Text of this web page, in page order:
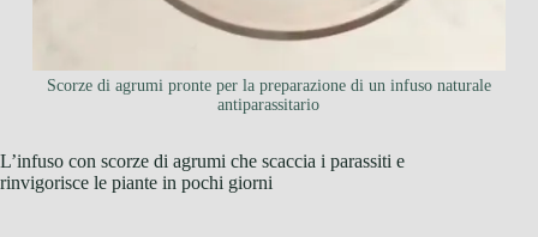
Scorze di agrumi pronte per la preparazione di un infuso naturale
antiparassitario
L’infuso con scorze di agrumi che scaccia i parassiti e
rinvigorisce le piante in pochi giorni